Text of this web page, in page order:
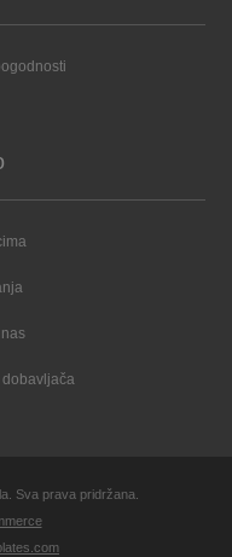
Sva prava pridržana.